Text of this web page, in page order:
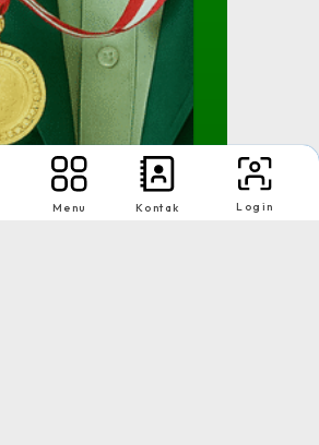
Menu Kontak Login